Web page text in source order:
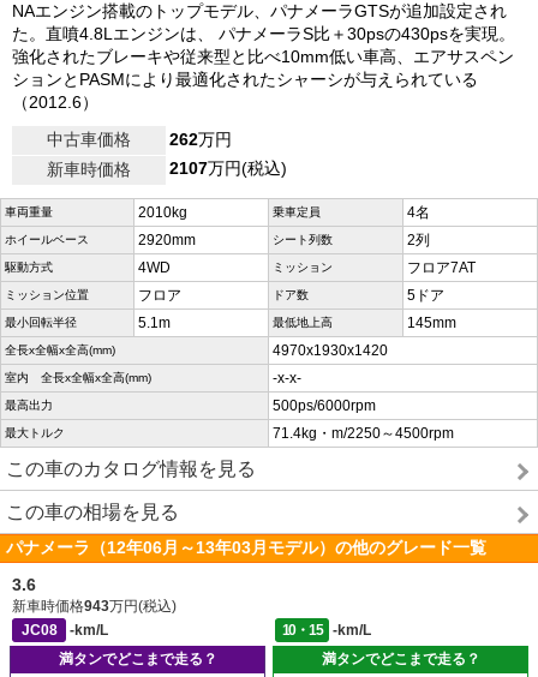
NAエンジン搭載のトップモデル、パナメーラGTSが追加設定され
た。直噴4.8Lエンジンは、 パナメーラS比＋30psの430psを実現。
強化されたブレーキや従来型と比べ10mm低い車高、エアサスペン
ションとPASMにより最適化されたシャーシが与えられている
（2012.6）
中古車価格
262万円
新車時価格
2107万円(税込)
車両重量 2010kg 乗車定員 4名
ホイールベース 2920mm シート列数 2列
駆動方式 4WD ミッション フロア7AT
ミッション位置 フロア ドア数 5ドア
最小回転半径 5.1m 最低地上高 145mm
全長x全幅x全高(mm) 4970x1930x1420
室内 全長x全幅x全高(mm) -x-x-
最高出力 500ps/6000rpm
最大トルク 71.4kg・m/2250～4500rpm
この車のカタログ情報を見る
この車の相場を見る
パナメーラ（12年06月～13年03月モデル）の他のグレード一覧
3.6
新車時価格943万円(税込)
JC08
-km/L 10・15
-km/L
満タンでどこまで走る？
満タンでどこまで走る？